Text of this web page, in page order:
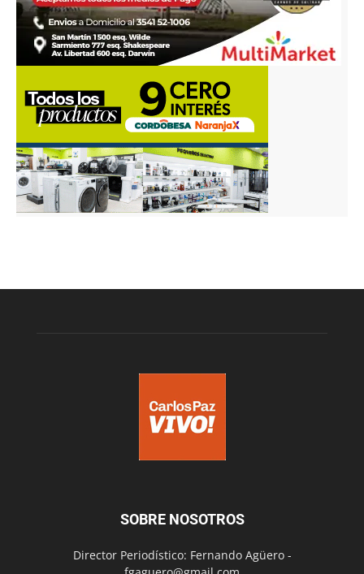
SOBRE NOSOTROS
Director Periodístico: Fernando Agüero -